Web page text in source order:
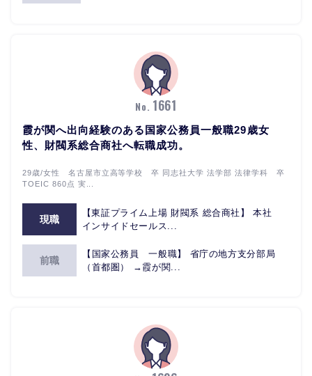
No. 1661
霞が関へ出向経験のある国家公務員一般職29歳女
性、財閥系総合商社へ転職成功。
29歳/女性 名古屋市立高等学校 卒 同志社大学 法学部 法律学科 卒
TOEIC 860点 実...
現職
【東証プライム上場 財閥系 総合商社】 本社
インサイドセールス...
前職
【国家公務員 一般職】 省庁の地方支分部局
（首都圏） →霞が関...